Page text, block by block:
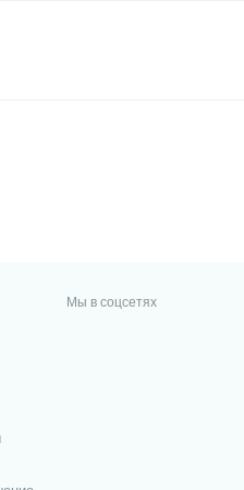
Мы в соцсетях